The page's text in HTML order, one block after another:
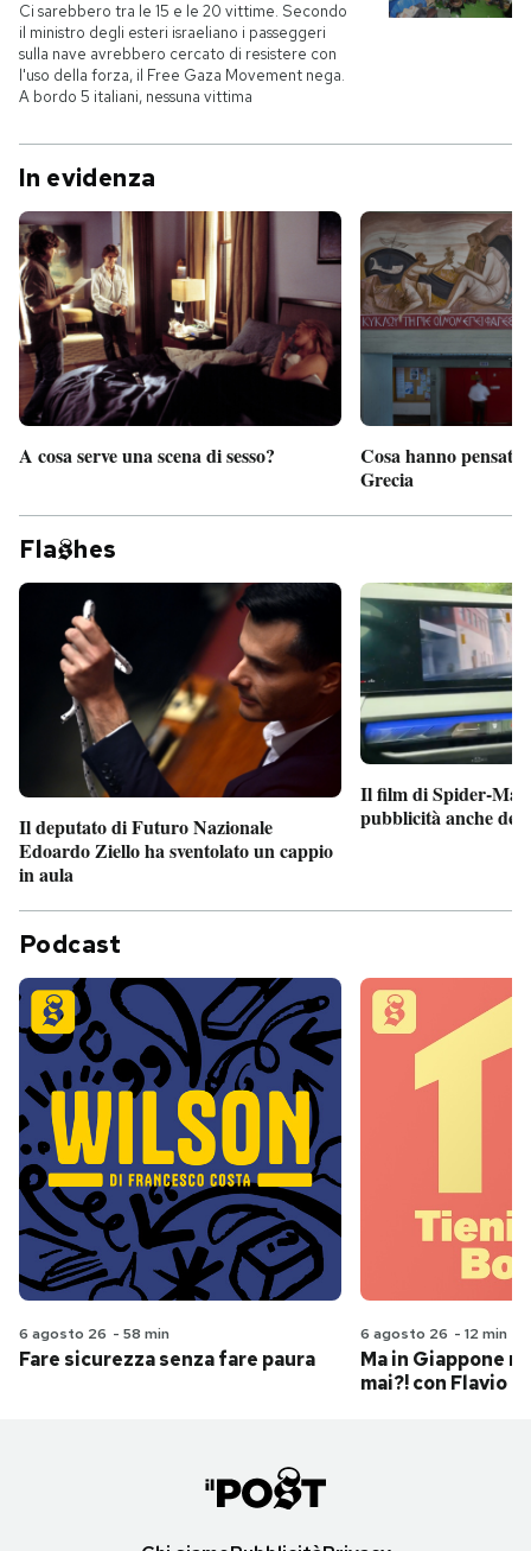
Ci sarebbero tra le 15 e le 20 vittime. Secondo
il ministro degli esteri israeliano i passeggeri
sulla nave avrebbero cercato di resistere con
l'uso della forza, il Free Gaza Movement nega.
A bordo 5 italiani, nessuna vittima
In evidenza
A cosa serve una scena di sesso?
Cosa hanno pensato
Grecia
Fla hes
Il deputato di Futuro Nazionale
Edoardo Ziello ha sventolato un cappio
in aula
Il film di Spider-Man
pubblicità anche
Podcast
6 agosto 26 - 58 min
Fare sicurezza senza fare paura
6 agosto 26 - 12 min
Ma in Giappone
mai?! con Flavio